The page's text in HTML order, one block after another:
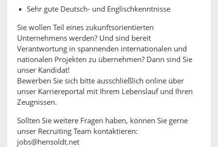
Sehr gute Deutsch- und Englischkenntnisse
Sie wollen Teil eines zukunftsorientierten
Unternehmens werden? Und sind bereit
Verantwortung in spannenden internationalen und
nationalen Projekten zu übernehmen? Dann sind Sie
unser Kandidat!
Bewerben Sie sich bitte ausschließlich online über
unser Karriereportal mit Ihrem Lebenslauf und Ihren
Zeugnissen.
Sollten Sie weitere Fragen haben, können Sie gerne
unser Recruiting Team kontaktieren:
jobs@hensoldt.net